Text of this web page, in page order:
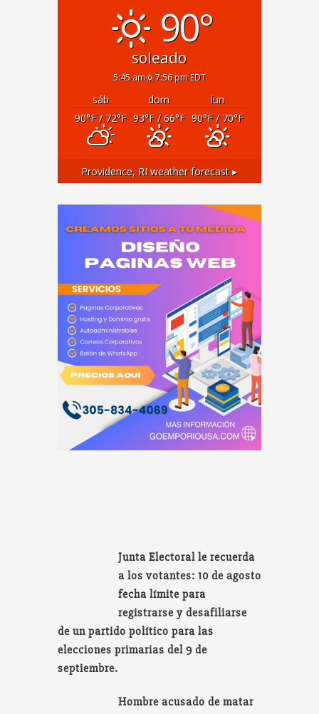
90°
soleado
5:45 am 7:56 pm EDT
sáb dom
lun
90°F/ 72°F 93°F/ 66°F 90°F/ 70°F
Providence, RI weather forecast ▸
Junta Electoral le recuerda
a los votantes: 10 de agosto
fecha límite para
registrarse y desafiliarse
de un partido político para las
elecciones primarias del 9 de
septiembre.
Hombre acusado de matar